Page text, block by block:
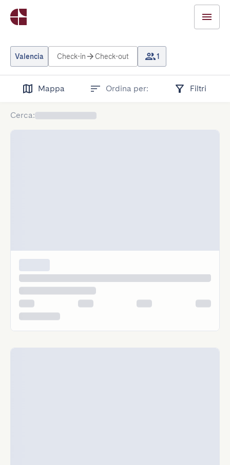
Valencia Check-in Check-out 1
Mappa Ordina per: Filtri
Cerca: